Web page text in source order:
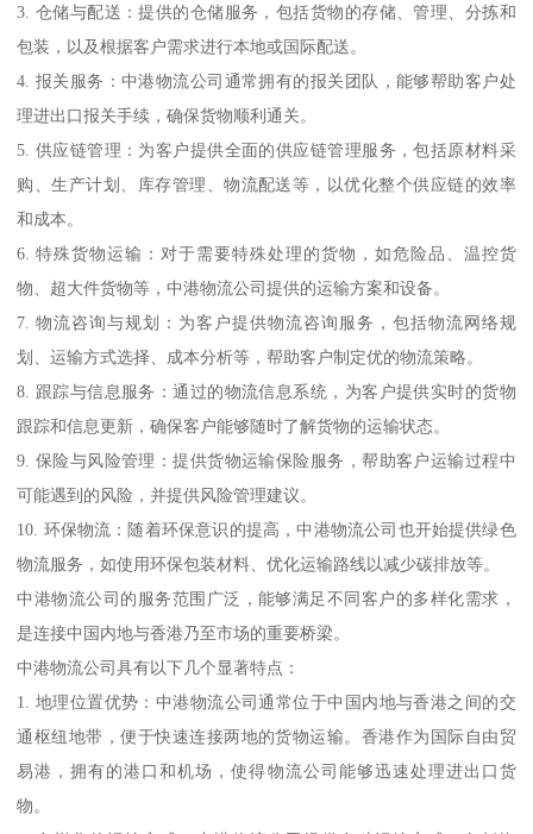
3. 仓储与配送：提供的仓储服务，包括货物的存储、管理、分拣和
包装，以及根据客户需求进行本地或国际配送。
4. 报关服务：中港物流公司通常拥有的报关团队，能够帮助客户处
理进出口报关手续，确保货物顺利通关。
5. 供应链管理：为客户提供全面的供应链管理服务，包括原材料采
购、生产计划、库存管理、物流配送等，以优化整个供应链的效率
和成本。
6. 特殊货物运输：对于需要特殊处理的货物，如危险品、温控货
物、超大件货物等，中港物流公司提供的运输方案和设备。
7. 物流咨询与规划：为客户提供物流咨询服务，包括物流网络规
划、运输方式选择、成本分析等，帮助客户制定优的物流策略。
8. 跟踪与信息服务：通过的物流信息系统，为客户提供实时的货物
跟踪和信息更新，确保客户能够随时了解货物的运输状态。
9. 保险与风险管理：提供货物运输保险服务，帮助客户运输过程中
可能遇到的风险，并提供风险管理建议。
10. 环保物流：随着环保意识的提高，中港物流公司也开始提供绿色
物流服务，如使用环保包装材料、优化运输路线以减少碳排放等。
中港物流公司的服务范围广泛，能够满足不同客户的多样化需求，
是连接中国内地与香港乃至市场的重要桥梁。
中港物流公司具有以下几个显著特点：
1. 地理位置优势：中港物流公司通常位于中国内地与香港之间的交
通枢纽地带，便于快速连接两地的货物运输。香港作为国际自由贸
易港，拥有的港口和机场，使得物流公司能够迅速处理进出口货
物。